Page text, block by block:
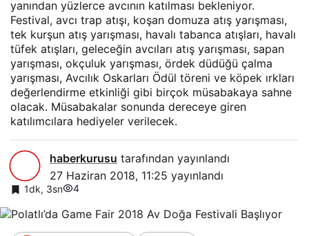
yanından yüzlerce avcının katılması bekleniyor.
Festival, avcı trap atışı, koşan domuza atış yarışması,
tek kurşun atış yarışması, havalı tabanca atışları, havalı
tüfek atışları, geleceğin avcıları atış yarışması, sapan
yarışması, okçuluk yarışması, ördek düdüğü çalma
yarışması, Avcılık Oskarları Ödül töreni ve köpek ırkları
değerlendirme etkinliği gibi birçok müsabakaya sahne
olacak. Müsabakalar sonunda dereceye giren
katılımcılara hediyeler verilecek.
haberkurusu tarafından yayınlandı
27 Haziran 2018, 11:25 yayınlandı
1dk, 3sn 4